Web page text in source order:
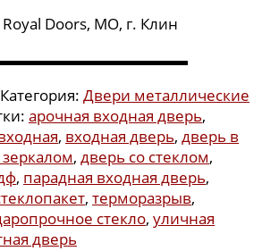
Royal Doors, МО, г. Клин
Категория: Двери металлические
арочная входная дверь,
, входная дверь, дверь в
, дверь со стеклом,
, парадная входная дверь,
, терморазрыв,
стекло, уличная
дверь